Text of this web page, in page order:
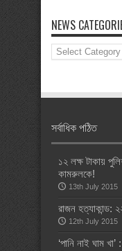
NEWS
News
Categories
সর্বাধিক পঠিত
১২ লক্ষ টাকায়
কামরুলকে!
13th July 2015
রাজন হত্যাকান্ড:
12th July 2015
‘পানি নাই ঘাম